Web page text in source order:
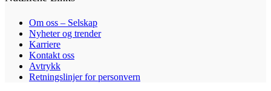
Om oss – Selskap
Nyheter og trender
Karriere
Kontakt oss
Avtrykk
Retningslinjer for personvern